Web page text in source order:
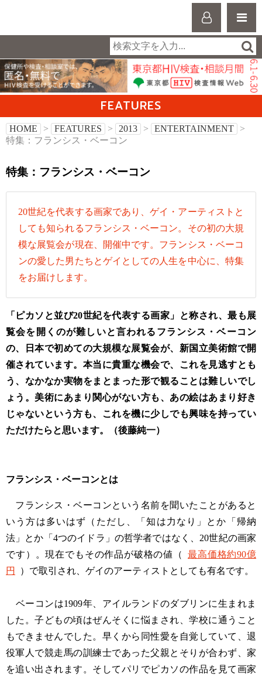
FEATURES
HOME > FEATURES > 2013 > ENTERTAINMENT
>
特集：フランシス・ベーコン
特集：フランシス・ベーコン
20世紀を代表する画家であり、ゲイ・アーティストと
しても知られるフランシス・ベーコン。その初の大規
模な展覧会が現在、開催中です。フランシス・ベーコ
ンの愛した男たちとゲイとしての人生を中心に、特集
をお届けします。
「ピカソと並び20世紀を代表する画家」と称され、最も展
覧会を開くのが難しいと言われるフランシス・ベーコン
の、日本で初めての大規模な展覧会が、新国立美術館で開
催されています。本当に貴重な機会で、これを見逃すとも
う、なかなか実物をまとまった形で観ることは難しいでし
ょう。美術にあまり関心がない方も、あの絵はあまり好き
じゃないという方も、これを機に少しでも興味を持ってい
ただけたらと思います。（後藤純一）
フランシス・ベーコンとは
フランシス・ベーコンという名前を聞いたことがあると
いう方は多いはず（ただし、「知は力なり」とか「帰納
法」とか「4つのイドラ」の哲学者ではなく、20世紀の画家
です）。現在でもその作品が破格の値（
最高価格約90億
円
）で取引され、ゲイのアーティストとしても有名です。
ベーコンは1909年、アイルランドのダブリンに生まれま
した。子どもの頃はぜんそくに悩まされ、学校に通うこと
もできませんでした。早くから同性愛を自覚していて、退
役軍人で競走馬の訓練士であった父親とそりが合わず、家
を追い出されます。そしてパリでピカソの作品を見て画家